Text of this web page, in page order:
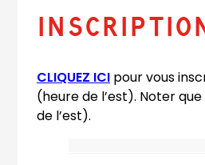
CLIQUEZ ICI pour vous
(heure de l’est). Noter
de l’est).